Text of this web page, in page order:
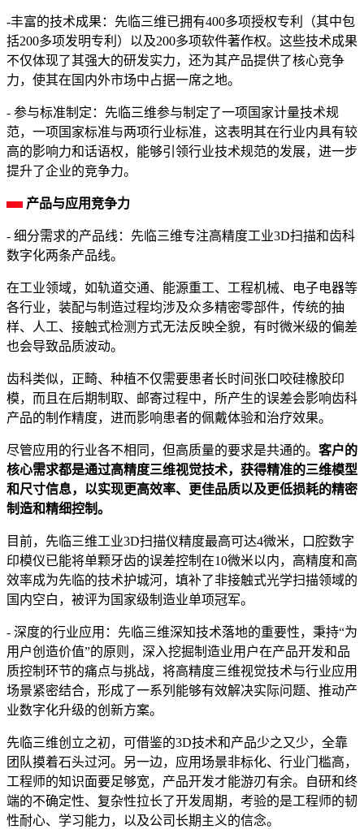
-丰富的技术成果：先临三维已拥有400多项授权专利（其中包
括200多项发明专利）以及200多项软件著作权。这些技术成果
不仅体现了其强大的研发实力，还为其产品提供了核心竞争
力，使其在国内外市场中占据一席之地。
- 参与标准制定：先临三维参与制定了一项国家计量技术规
范，一项国家标准与两项行业标准，这表明其在行业内具有较
高的影响力和话语权，能够引领行业技术规范的发展，进一步
提升了企业的竞争力。
产品与应用竞争力
- 细分需求的产品线：先临三维专注高精度工业3D扫描和齿科
数字化两条产品线。
在工业领域，如轨道交通、能源重工、工程机械、电子电器等
各行业，装配与制造过程均涉及众多精密零部件，传统的抽
样、人工、接触式检测方式无法反映全貌，有时微米级的偏差
也会导致品质波动。
齿科类似，正畸、种植不仅需要患者长时间张口咬硅橡胶印
模，而且在后期制取、邮寄过程中，所产生的误差会影响齿科
产品的制作精度，进而影响患者的佩戴体验和治疗效果。
尽管应用的行业各不相同，但高质量的要求是共通的。 客户的
核心需求都是通过高精度三维视觉技术，获得精准的三维模型
和尺寸信息，以实现更高效率、更佳品质以及更低损耗的精密
制造和精细控制。
目前，先临三维工业3D扫描仪精度最高可达4微米，口腔数字
印模仪已能将单颗牙齿的误差控制在10微米以内，高精度和高
效率成为先临的技术护城河，填补了非接触式光学扫描领域的
国内空白，被评为国家级制造业单项冠军。
- 深度的行业应用：先临三维深知技术落地的重要性，秉持“为
用户创造价值”的原则，深入挖掘制造业用户在产品开发和品
质控制环节的痛点与挑战，将高精度三维视觉技术与行业应用
场景紧密结合，形成了一系列能够有效解决实际问题、推动产
业数字化升级的创新方案。
先临三维创立之初，可借鉴的3D技术和产品少之又少，全靠
团队摸着石头过河。另一边，应用场景非标化、行业门槛高，
工程师的知识面要足够宽，产品开发才能游刃有余。自研和终
端的不确定性、复杂性拉长了开发周期，考验的是工程师的韧
性耐心、学习能力，以及公司长期主义的信念。